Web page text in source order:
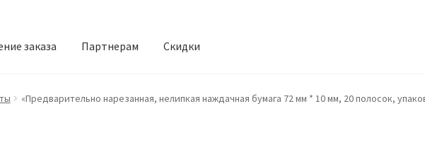
заказа Партнерам Скидки
Заказать Vitabiotics Мой аккаунт Отзывы Оформление заказа
«Предварительно нарезанная, нелипкая наждачная бумага 72 мм * 10 мм, 20 полосок,